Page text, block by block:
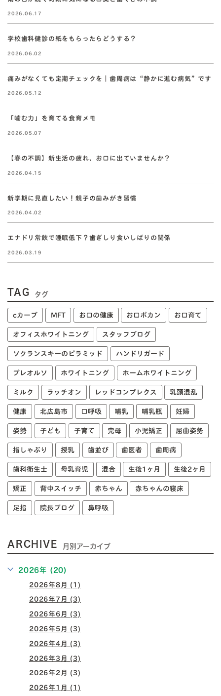
2026.06.17
学校歯科健診の紙をもらったらどうする？
2026.06.02
痛みがなくても定期チェックを｜歯周病は“静かに進む病気”です
2026.05.12
「噛む力」を育てる食育メモ
2026.05.07
【春の不調】新生活の疲れ、お口に出ていませんか？
2026.04.15
新学期に見直したい！親子の歯みがき習慣
2026.04.02
エナドリ常飲で睡眠低下？歯ぎしり食いしばりの関係
2026.03.19
TAG タグ
cカーブ MFT お口の健康 お口ポカン お口育て
オフィスホワイトニング スタッフブログ
ソクランスキーのピラミッド ハンドリガード
プレオルソ ホワイトニング ホームホワイトニング
ミルク ラッチオン レッドコンプレクス 乳頭混乱
健康 北広島市 口呼吸 哺乳 哺乳瓶 妊婦
姿勢 子ども 子育て 完母 小児矯正 屈曲姿勢
指しゃぶり 授乳 歯並び 歯医者 歯周病
歯科衛生士 母乳育児 混合 生後1ヶ月 生後2ヶ月
矯正 背中スイッチ 赤ちゃん 赤ちゃんの寝床
足指 院長ブログ 鼻呼吸
ARCHIVE 月別アーカイブ
2026年 (20)
2026年8月 (1)
2026年7月 (3)
2026年6月 (3)
2026年5月 (3)
2026年4月 (3)
2026年3月 (3)
2026年2月 (3)
2026年1月 (1)